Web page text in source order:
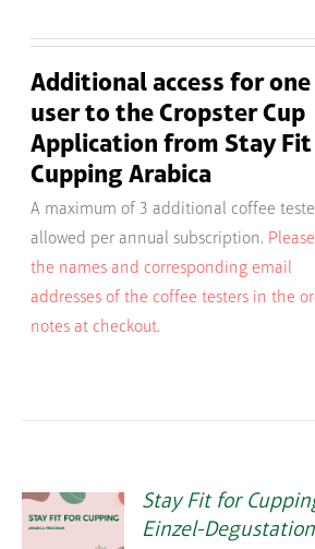
Additional access for one
user to the Cropster Cup
Application from Stay
Cupping Arabica
A maximum of 3 additional coffee
allowed per annual subscription.
the names and corresponding email
addresses of the coffee testers in the
notes at checkout.
Stay Fit for
Einzel-Degustation